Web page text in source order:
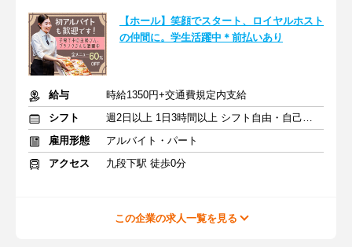
【ホール】笑顔でスタート、ロイヤルホスト
の仲間に。学生活躍中＊前払いあり
給与
時給1350円+交通費規定内支給
シフト
週2日以上 1日3時間以上 シフト自由・自己申告
雇用形態
アルバイト・パート
アクセス
九段下駅 徒歩0分
この企業の求人一覧を見る